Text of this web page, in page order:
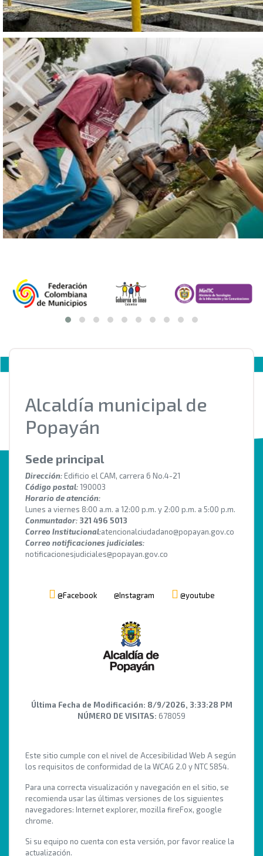
Alcaldía municipal de
Popayán
Sede principal
Dirección: Edificio el CAM, carrera 6 No.4-21
Código postal:190003
Horario de atención:
Lunes a viernes 8:00 a.m. a 12:00 p.m. y 2:00 p.m. a 5:00 p.m.
Conmuntador: 321 496 5013
Correo Institucional:atencionalciudadano@popayan.gov.co
Correo notificaciones judiciales:
notificacionesjudiciales@popayan.gov.co
@Facebook @Instagram @youtube
Última Fecha de Modificación: 8/9/2026, 3:33:28 PM
NÚMERO DE VISITAS: 678059
Este sitio cumple con el nivel de Accesibilidad Web A según
los requisitos de conformidad de la WCAG 2.0 y NTC 5854.
Para una correcta visualización y navegación en el sitio, se
recomienda usar las últimas versiones de los siguientes
navegadores: Internet explorer, mozilla fireFox, google
chrome.
Si su equipo no cuenta con esta versión, por favor realice la
actualización.